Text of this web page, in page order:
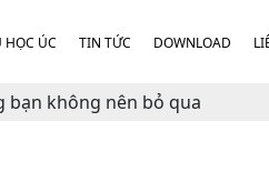
HỌC ÚC TIN TỨC DOWNLOAD
bạn không nên bỏ qua